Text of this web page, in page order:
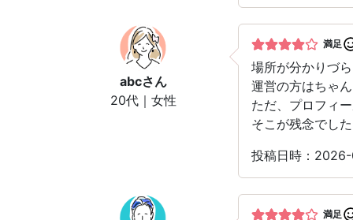
abcさん
20代｜女性
満足
場所が分かりづ
運営の方はちゃ
ただ、プロフィ
そこが残念でし
投稿日時：
満足